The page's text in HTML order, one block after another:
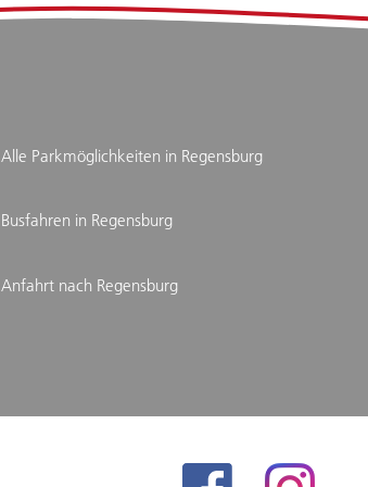
Alle Parkmöglichkeiten in Regensburg
Busfahren in Regensburg
Anfahrt nach Regensburg